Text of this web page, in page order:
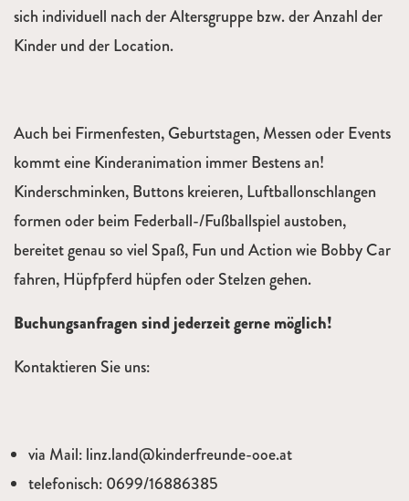
sich individuell nach der Altersgruppe bzw. der Anzahl der
Kinder und der Location.
Auch bei Firmenfesten, Geburtstagen, Messen oder Events
kommt eine Kinderanimation immer Bestens an!
Kinderschminken, Buttons kreieren, Luftballonschlangen
formen oder beim Federball-/Fußballspiel austoben,
bereitet genau so viel Spaß, Fun und Action wie Bobby Car
fahren, Hüpfpferd hüpfen oder Stelzen gehen.
Buchungsanfragen sind jederzeit gerne möglich!
Kontaktieren Sie uns:
via Mail: linz.land@kinderfreunde-ooe.at
telefonisch: 0699/16886385